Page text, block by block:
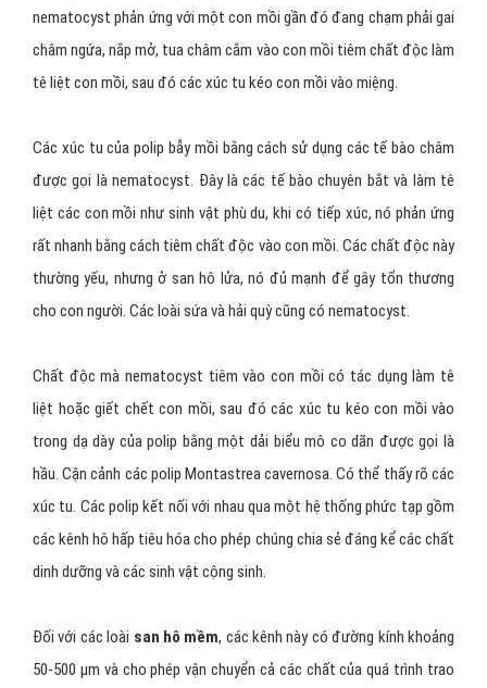
nematocyst phản ứng với một con mồi gần đó đang chạm phải gai
châm ngứa, nắp mở, tua châm cắm vào con mồi tiêm chất độc làm
tê liệt con mồi, sau đó các xúc tu kéo con mồi vào miệng.
Các xúc tu của polip bẫy mồi bằng cách sử dụng các tế bào châm
được gọi là nematocyst. Đây là các tế bào chuyên bắt và làm tê
liệt các con mồi như sinh vật phù du, khi có tiếp xúc, nó phản ứng
rất nhanh bằng cách tiêm chất độc vào con mồi. Các chất độc này
thường yếu, nhưng ở san hô lửa, nó đủ mạnh để gây tổn thương
cho con người. Các loài sứa và hải quỳ cũng có nematocyst.
Chất độc mà nematocyst tiêm vào con mồi có tác dụng làm tê
liệt hoặc giết chết con mồi, sau đó các xúc tu kéo con mồi vào
trong dạ dày của polip bằng một dải biểu mô co dãn được gọi là
hầu. Cận cảnh các polip Montastrea cavernosa. Có thể thấy rõ các
xúc tu. Các polip kết nối với nhau qua một hệ thống phức tạp gồm
các kênh hô hấp tiêu hóa cho phép chúng chia sẻ đáng kể các chất
dinh dưỡng và các sinh vật cộng sinh.
Đối với các loài san hô mềm, các kênh này có đường kính khoảng
50-500 μm và cho phép vận chuyển cả các chất của quá trình trao